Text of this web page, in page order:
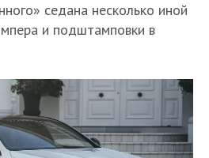
седана несколько иной
и подштамповки в